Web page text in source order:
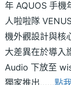
年 AQUOS 手機
人啦啦隊
機外觀設計與核
大差異在於導入
Audio 下放至